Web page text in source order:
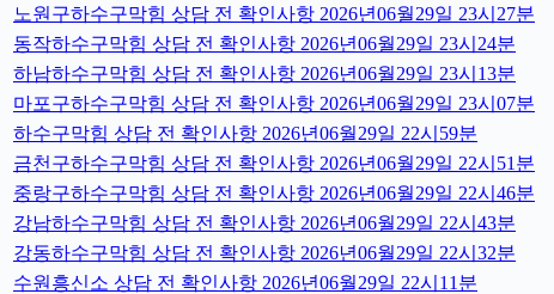
노원구하수구막힘 상담 전 확인사항 2026년06월29일 23시27분
동작하수구막힘 상담 전 확인사항 2026년06월29일 23시24분
하남하수구막힘 상담 전 확인사항 2026년06월29일 23시13분
마포구하수구막힘 상담 전 확인사항 2026년06월29일 23시07분
하수구막힘 상담 전 확인사항 2026년06월29일 22시59분
금천구하수구막힘 상담 전 확인사항 2026년06월29일 22시51분
중랑구하수구막힘 상담 전 확인사항 2026년06월29일 22시46분
강남하수구막힘 상담 전 확인사항 2026년06월29일 22시43분
강동하수구막힘 상담 전 확인사항 2026년06월29일 22시32분
수원흥신소 상담 전 확인사항 2026년06월29일 22시11분